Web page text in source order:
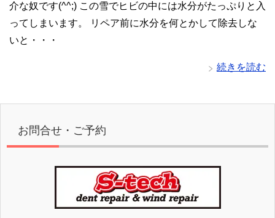
介な奴です(^^;) この雪でヒビの中には水分がたっぷりと入
ってしまいます。 リペア前に水分を何とかして除去しな
いと・・・
続きを読む
お問合せ・ご予約